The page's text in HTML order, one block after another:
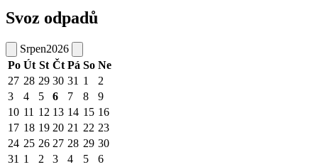
Svoz odpadů
Srpen2026
Po Út St Čt Pá So Ne
27 28 29 30 31 1
2
3
4 5 6 7 8
9
10 11 12 13 14 15 16
17 18 19 20 21 22 23
24 25 26 27 28 29 30
31 1 2 3 4 5
6